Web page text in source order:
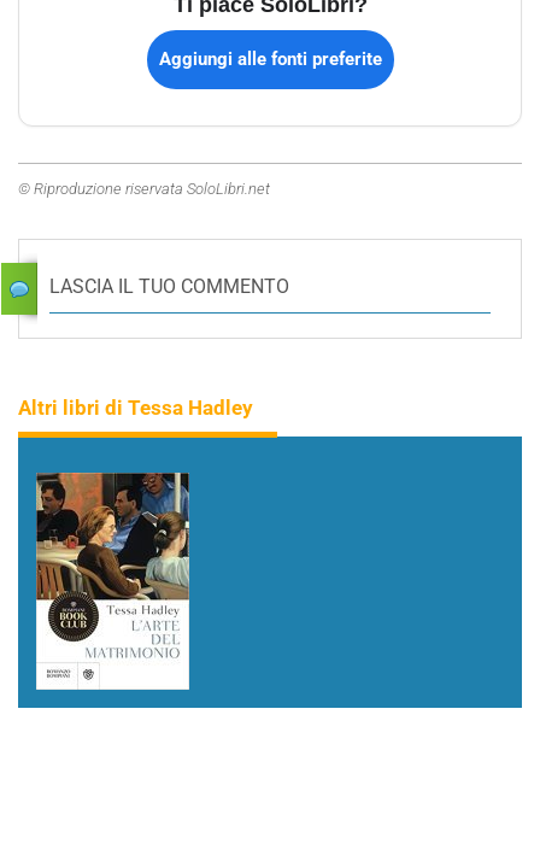
Aggiungi alle fonti preferite
© Riproduzione riservata SoloLibri.net
LASCIA IL TUO COMMENTO
Altri libri di Tessa Hadley